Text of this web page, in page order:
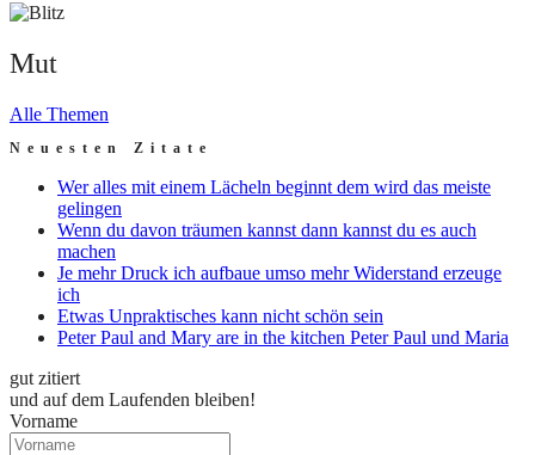
Mut
Mut
Alle Themen
Neuesten Zitate
Wer alles mit einem Lächeln beginnt dem wird das meiste
gelingen
Wenn du davon träumen kannst dann kannst du es auch
machen
Je mehr Druck ich aufbaue umso mehr Widerstand erzeuge
ich
Etwas Unpraktisches kann nicht schön sein
Peter Paul and Mary are in the kitchen Peter Paul und Maria
gut zitiert
und auf dem Laufenden bleiben!
Vorname